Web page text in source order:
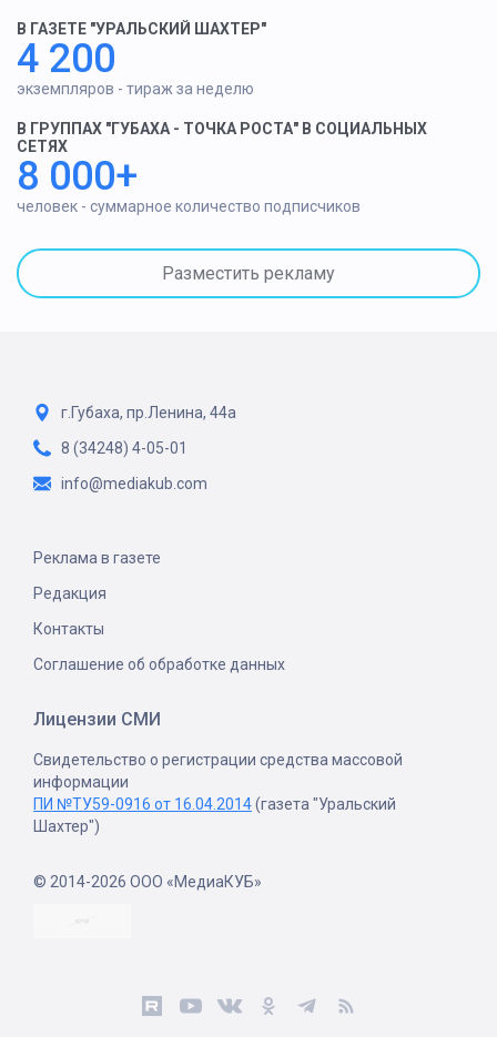
В ГАЗЕТЕ "УРАЛЬСКИЙ ШАХТЕР"
4 200
экземпляров - тираж за неделю
В ГРУППАХ "ГУБАХА - ТОЧКА РОСТА" В СОЦИАЛЬНЫХ
СЕТЯХ
8 000+
человек - суммарное количество подписчиков
Разместить рекламу
г.Губаха, пр.Ленина, 44а
8 (34248) 4-05-01
info@mediakub.com
Реклама в газете
Редакция
Контакты
Соглашение об обработке данных
Лицензии СМИ
Свидетельство о регистрации средства массовой
информации
ПИ №ТУ59-0916 от 16.04.2014(газета "Уральский
Шахтер")
© 2014-2026 ООО «МедиаКУБ»